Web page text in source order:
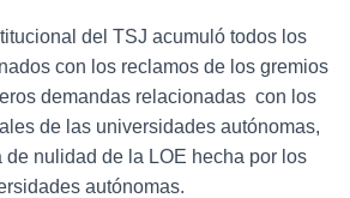
del TSJ acumuló todos los
con los reclamos de los gremios
demandas relacionadas con los
de las universidades autónomas,
nulidad de la LOE hecha por los
autónomas.